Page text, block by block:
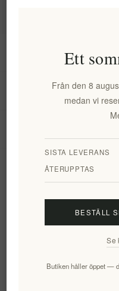
Prenumerera Avsluta
Ett
Från den 8
medan vi
SISTA LEVERANS
ÅTERUPPTAS
BESTÄLL
Se
Butiken håller öppet —